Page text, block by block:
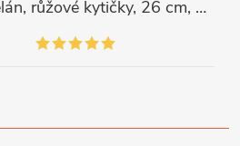
Mísa válcová, porcelán, růžové kytičky, 26 cm, G. Benedikt